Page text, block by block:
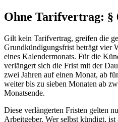
Ohne Tarifvertrag: §
Gilt kein Tarifvertrag, greifen die
Grundkündigungsfrist beträgt vier
eines Kalendermonats. Für die
verlängert sich die Frist mit der
zwei Jahren auf einen Monat, ab
weiter bis zu sieben Monaten ab
Monatsende.
Diese verlängerten Fristen gelten
Arbeitgeber. Wer selbst kündigt,